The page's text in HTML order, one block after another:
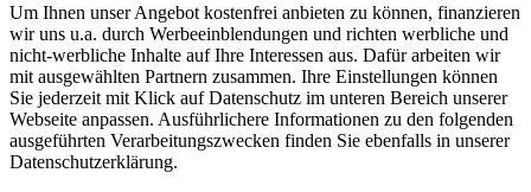
Um Ihnen unser Angebot kostenfrei anbieten zu können, finanzieren
wir uns u.a. durch Werbeeinblendungen und richten werbliche und
nicht-werbliche Inhalte auf Ihre Interessen aus. Dafür arbeiten wir
mit ausgewählten Partnern zusammen. Ihre Einstellungen können
Sie jederzeit mit Klick auf Datenschutz im unteren Bereich unserer
Webseite anpassen. Ausführlichere Informationen zu den folgenden
ausgeführten Verarbeitungszwecken finden Sie ebenfalls in unserer
Datenschutzerklärung.